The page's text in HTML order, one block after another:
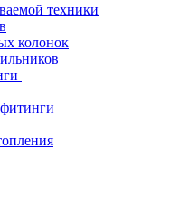
техники
колонок